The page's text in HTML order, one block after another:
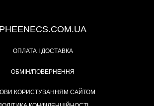
PHEENECS.COM.UA
ОПЛАТА І ДОСТАВКА
ОБМІН/ПОВЕРНЕННЯ
КОРИСТУВАННЯМ САЙТОМ